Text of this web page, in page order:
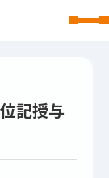
記授与